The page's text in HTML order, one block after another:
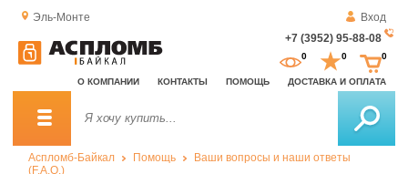
Эль-Монте
Вход
+7 (3952) 95-88-08
О КОМПАНИИ КОНТАКТЫ ПОМОЩЬ ДОСТАВКА И ОПЛАТА
0 0 0
Аспломб-Байкал Помощь
Ваши вопросы и наши ответы
(F.A.Q.)